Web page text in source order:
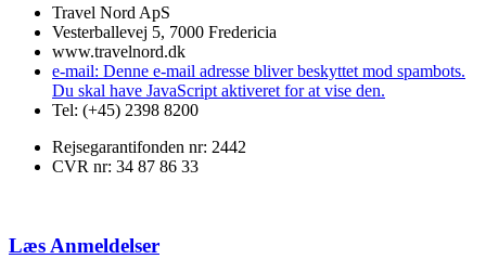
Travel Nord ApS
Vesterballevej 5, 7000 Fredericia
www.travelnord.dk
e-mail: Denne e-mail adresse bliver beskyttet mod spambots.
Du skal have JavaScript aktiveret for at vise den.
Tel: (+45) 2398 8200
Rejsegarantifonden nr: 2442
CVR nr: 34 87 86 33
Læs Anmeldelser